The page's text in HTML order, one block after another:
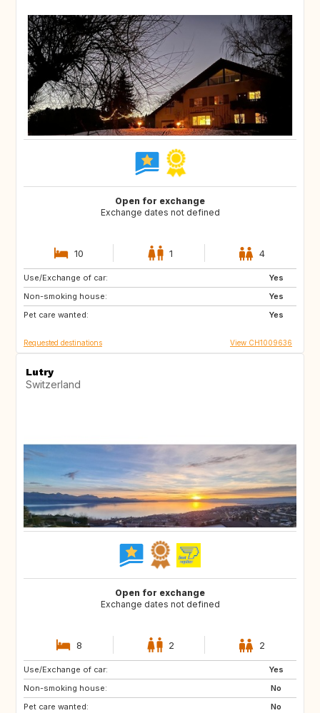
Open for exchange
Exchange dates not defined
10 1 4
Use/Exchange of car:
Yes
Non-smoking house:
Yes
Pet care wanted:
Yes
IS
FI
IE
Requested destinations View CH1009636
Lutry
Switzerland
Open for exchange
Exchange dates not defined
8 2 2
Use/Exchange of car:
Yes
Non-smoking house:
No
Pet care wanted:
No
ES
SE
NL